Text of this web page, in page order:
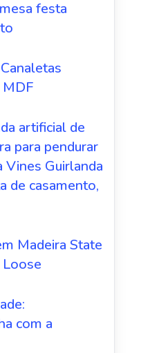
festa
artificial de
para pendurar
Vines Guirlanda
de casamento,
Madeira State
com a